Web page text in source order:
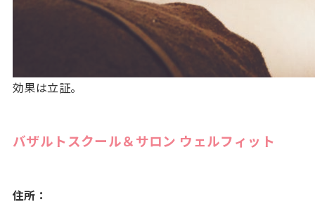
効果は立証。
バザルトスクール＆サロン ウェルフィット
住所：